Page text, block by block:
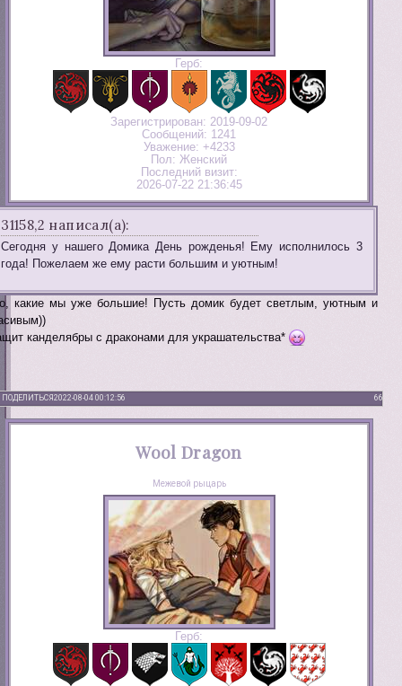
Герб:
Зарегистрирован: 2019-09-02
Сообщений: 1241
Уважение: +4233
Пол: Женский
Последний визит:
2026-07-22 21:36:45
31158,2 написал(а):
Сегодня у нашего Домика День рожденья! Ему исполнилось 3
года! Пожелаем же ему расти большим и уютным!
какие мы уже большие! Пусть домик будет светлым, уютным и
канделябры с драконами для украшательства*
ПОДЕЛИТЬСЯ 66
2022-08-04 00:12:56
Wool Dragon
Межевой рыцарь
Герб: